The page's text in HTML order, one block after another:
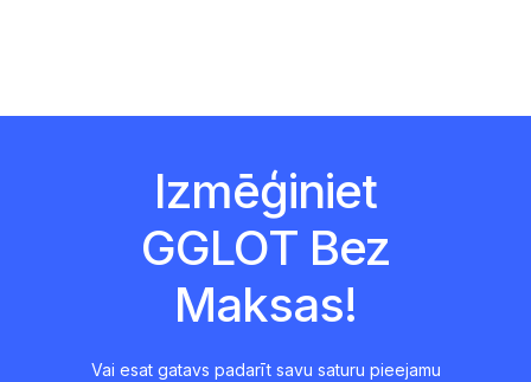
Izmēģiniet
GGLOT Bez
Maksas!
Vai esat gatavs padarīt savu saturu pieejamu